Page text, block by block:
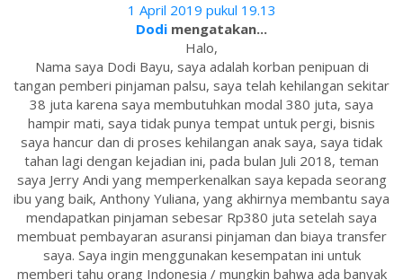
1 April 2019 pukul 19.13
Dodi mengatakan...
Halo,
Nama saya Dodi Bayu, saya adalah korban penipuan di
tangan pemberi pinjaman palsu, saya telah kehilangan sekitar
38 juta karena saya membutuhkan modal 380 juta, saya
hampir mati, saya tidak punya tempat untuk pergi, bisnis
saya hancur dan di proses kehilangan anak saya, saya tidak
tahan lagi dengan kejadian ini, pada bulan Juli 2018, teman
saya Jerry Andi yang memperkenalkan saya kepada seorang
ibu yang baik, Anthony Yuliana, yang akhirnya membantu saya
mendapatkan pinjaman sebesar Rp380 juta setelah saya
membuat pembayaran asuransi pinjaman dan biaya transfer
saya. Saya ingin menggunakan kesempatan ini untuk
memberi tahu orang Indonesia / mungkin bahwa ada banyak